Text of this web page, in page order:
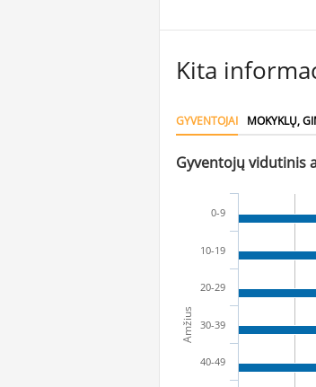
Kita
GYVENTOJAI MOKYKLŲ,
Gyventojų vidutinis
Amžius
0-9
10-19
20-29
30-39
40-49